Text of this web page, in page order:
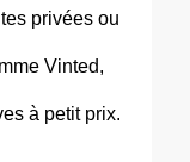
privées ou
Vinted,
à petit prix.